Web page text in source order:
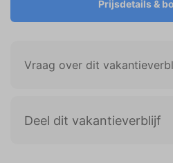
Prijsdetails &
Vraag over dit
Deel dit vakantieverblijf
weergeven die zijn